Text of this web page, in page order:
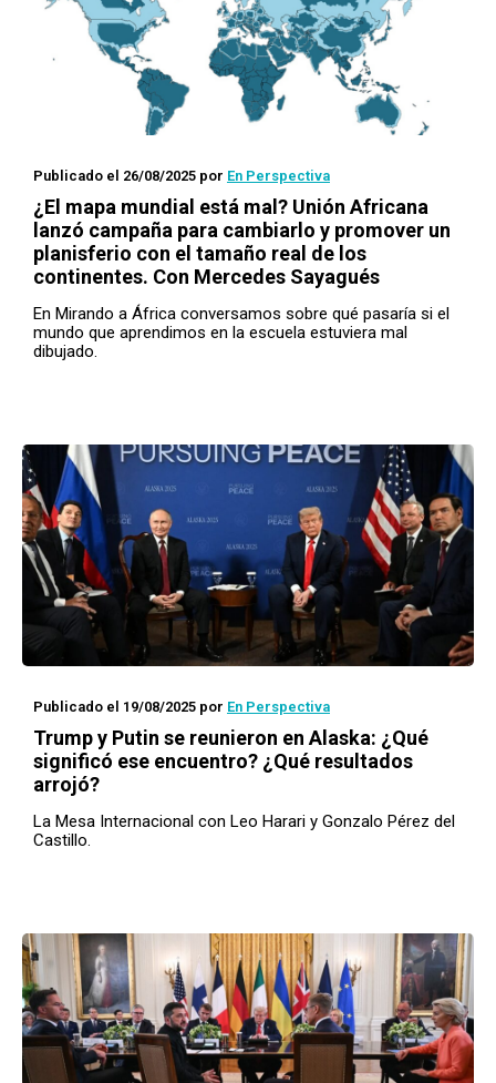
Publicado el 26/08/2025 por En Perspectiva
¿El mapa mundial está mal? Unión Africana
lanzó campaña para cambiarlo y promover un
planisferio con el tamaño real de los
continentes. Con Mercedes Sayagués
En Mirando a África conversamos sobre qué pasaría si el
mundo que aprendimos en la escuela estuviera mal
dibujado.
Publicado el 19/08/2025 por En Perspectiva
Trump y Putin se reunieron en Alaska: ¿Qué
significó ese encuentro? ¿Qué resultados
arrojó?
La Mesa Internacional con Leo Harari y Gonzalo Pérez del
Castillo.